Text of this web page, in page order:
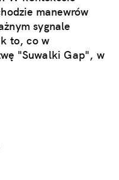
manewrów
sygnale
to, co w
"Suwalki Gap", w